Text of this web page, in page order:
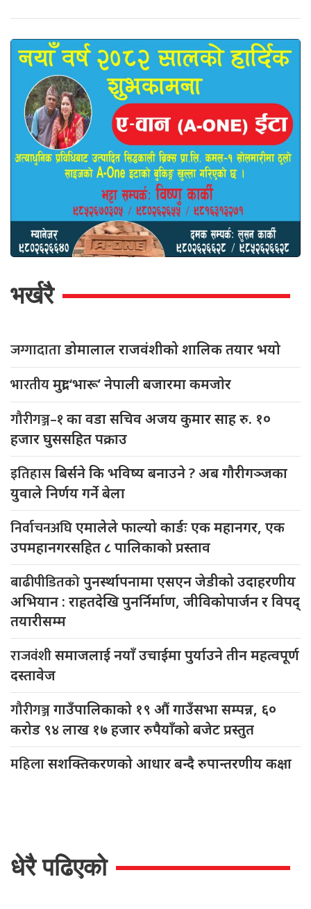
भर्खरै
जग्गादाताडोमालाल राजवंशीको शालिक तयार भयो
भारतीयमुद्रा ‘भारू’ नेपाली बजारमा कमजाेर
गौरीगञ्ज–१का वडा सचिव अजय कुमार साह रु. १०
हजार घुससहित पक्राउ
इतिहासबिर्सने कि भविष्य बनाउने ? अब गौरीगञ्जका
युवाले निर्णय गर्ने बेला
निर्वाचनअघिएमालेले फाल्यो कार्डः एक महानगर, एक
उपमहानगरसहित ८ पालिकाको प्रस्ताव
बाढीपीडितकोपुनर्स्थापनामा एसएन जेडीको उदाहरणीय
अभियान : राहतदेखि पुनर्निर्माण, जीविकोपार्जन र विपद्
तयारीसम्म
राजवंशीसमाजलाई नयाँ उचाईमा पुर्याउने तीन महत्वपूर्ण
दस्तावेज
गौरीगञ्जगाउँपालिकाको १९ औं गाउँसभा सम्पन्न, ६०
करोड ९४ लाख १७ हजार रुपैयाँको बजेट प्रस्तुत
महिलासशक्तिकरणको आधार बन्दै रुपान्तरणीय कक्षा
धेरै पढिएको